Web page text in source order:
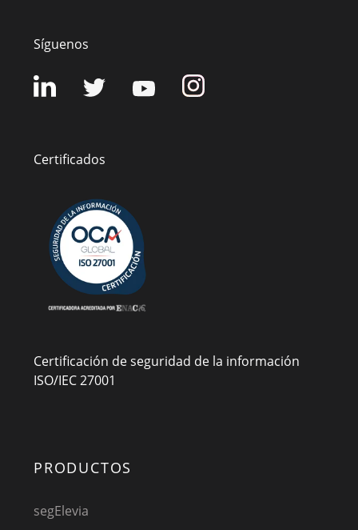
Síguenos
Certificados
Certificación de seguridad de la información
ISO/IEC 27001
PRODUCTOS
segElevia